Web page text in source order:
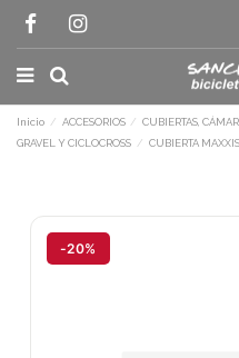
Inicio ACCESORIOS CUBIERTAS,
GRAVEL Y CICLOCROSS
CUBIERTA
-20%
Terminal de consulta○ Motor